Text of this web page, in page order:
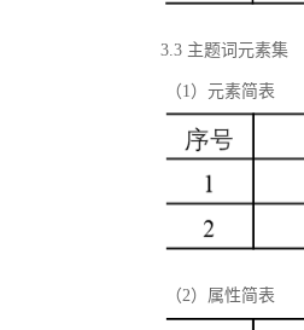
3.3 主题词元素集
（1）元素简表
（2）属性简表